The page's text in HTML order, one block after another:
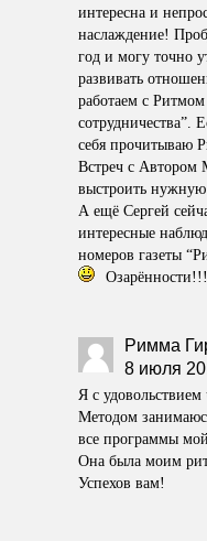
интересна и
наслаждение!
год и могу точно
развивать
работаем с
сотрудничества”.
себя прочитываю
Встреч с Автором
выстроить
А ещё Сергей
интересные
номеров газеты
Римма
8 июля
Я с
Методом
все программы
Она была моим
Успехов вам!